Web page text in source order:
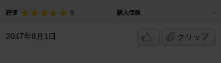
評価 5 購入価格 -
2017年8月1日 クリップ